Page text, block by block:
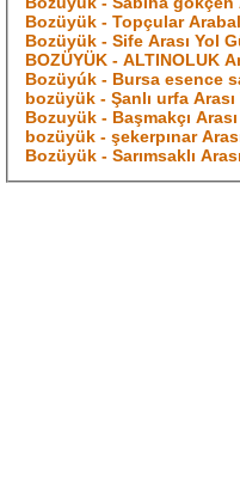
Bozüyük - Topçular
Bozüyük - Sife Arası Yol
BOZÜYÜK - ALTINOLUK
Bozüyúk - Bursa esence
bozüyük - Şanlı urfa
Bozuyük - Başmakçı
bozüyük - şekerpınar
Bozüyük - Sarımsaklı